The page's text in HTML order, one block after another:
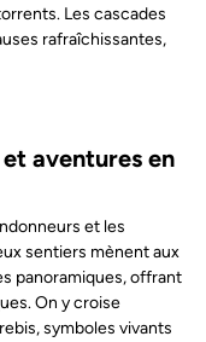
Les cascades
rafraîchissantes,
aventures en
et les
sentiers mènent aux
panoramiques, offrant
On y croise
symboles vivants